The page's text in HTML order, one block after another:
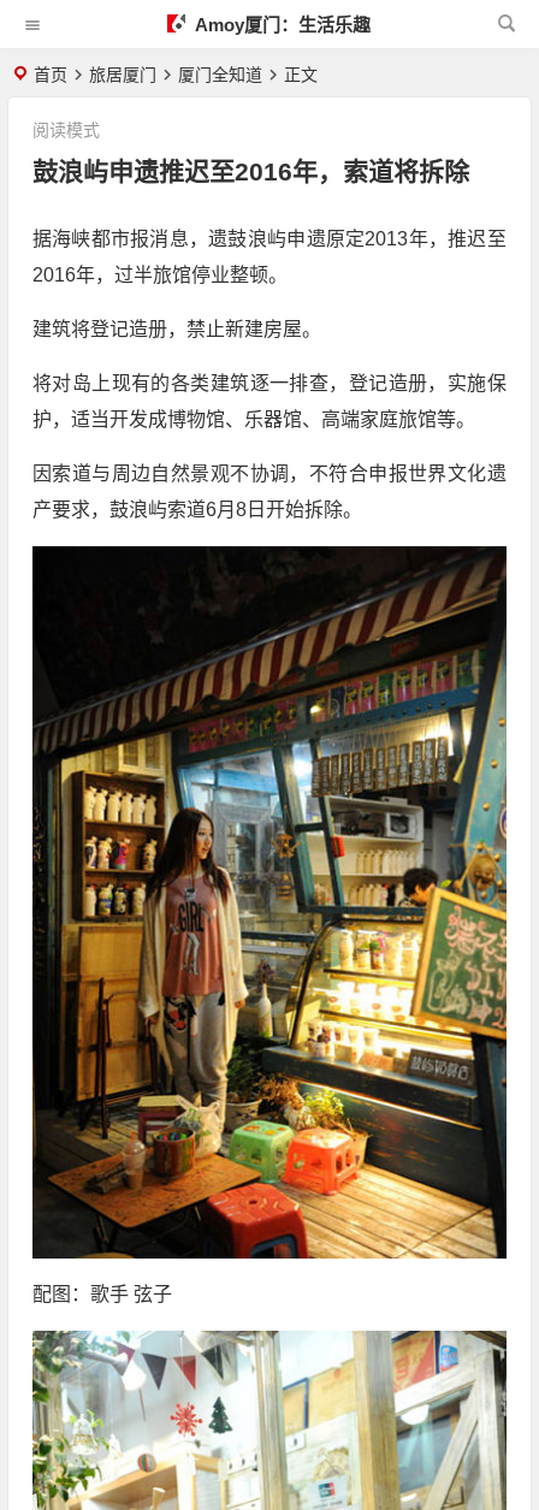
Amoy厦门：生活乐趣
首页 旅居厦门 厦门全知道 正文
鼓浪屿申遗推迟至2016年，索道将拆除
阅读模式
据海峡都市报消息，遗鼓浪屿申遗原定2013年，推迟至
2016年，过半旅馆停业整顿。
建筑将登记造册，禁止新建房屋。
将对岛上现有的各类建筑逐一排查，登记造册，实施保
护，适当开发成博物馆、乐器馆、高端家庭旅馆等。
因索道与周边自然景观不协调，不符合申报世界文化遗
产要求，鼓浪屿索道6月8日开始拆除。
配图：歌手 弦子